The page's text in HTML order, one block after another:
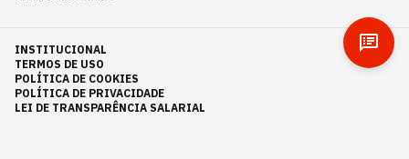
INSTITUCIONAL
TERMOS DE USO
POLÍTICA DE COOKIES
POLÍTICA DE PRIVACIDADE
LEI DE TRANSPARÊNCIA SALARIAL